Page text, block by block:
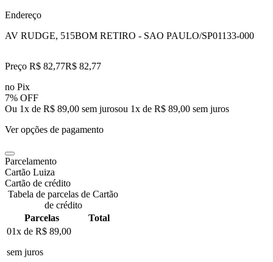
Endereço
AV RUDGE, 515BOM RETIRO - SAO PAULO/SP01133-000
Preço R$ 82,77R$ 82,77
no Pix
7% OFF
Ou 1x de R$ 89,00 sem jurosou 1x de R$ 89,00 sem juros
Ver opções de pagamento
Parcelamento
Cartão Luiza
Cartão de crédito
Tabela de parcelas de Cartão
de crédito
Parcelas
Total
01x de R$ 89,00
sem juros